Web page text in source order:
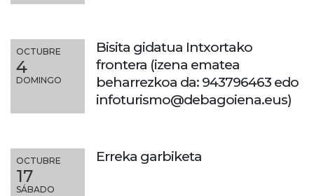
OCTUBRE
4
DOMINGO
Bisita gidatua Intxortako
frontera (izena ematea
beharrezkoa da: 943796463 edo
infoturismo@debagoiena.eus)
OCTUBRE
17
SÁBADO
Erreka garbiketa